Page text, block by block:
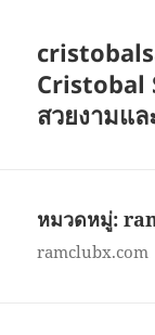
Cristobal
สวยงามแ
หมวดหมู่:
ramclubx.com